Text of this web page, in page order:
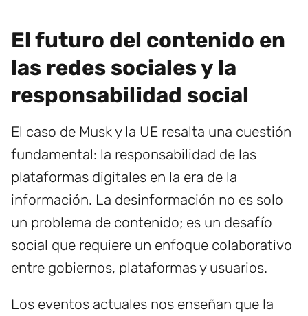
El futuro del contenido en
las redes sociales y la
responsabilidad social
El caso de Musk y la UE resalta una cuestión
fundamental: la responsabilidad de las
plataformas digitales en la era de la
información. La desinformación no es solo
un problema de contenido; es un desafío
social que requiere un enfoque colaborativo
entre gobiernos, plataformas y usuarios.
Los eventos actuales nos enseñan que la